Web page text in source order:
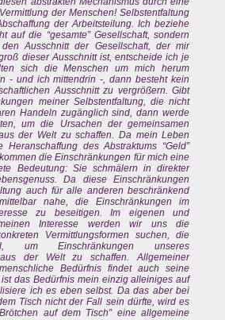
der Menschen! Selbstentfaltung
der Arbeitsteilung. Ich beziehe
auf die “gesamte” Gesellschaft, sondern
Ausschnitt der Gesellschaft, der mir
dieser Ausschnitt ist, entscheide ich je
sich die Menschen um mich herum
- und ich mittendrin -, dann besteht kein
Ausschnitt zu vergrößern. Gibt
meiner Selbstentfaltung, die nicht
Handeln zugänglich sind, dann werde
um die Ursachen der gemeinsamen
der Welt zu schaffen. Da mein Leben
des Abstraktums “Geld”
die Einschränkungen für mich eine
Bedeutung: Sie schmälern in direkter
Da diese Einschränkungen
auch für alle anderen beschränkend
nahe, die Einschränkungen im
zu beseitigen. Im eigenen und
Interesse werden wir uns die
Vermittlungsformen suchen, die
um Einschränkungen unseres
aus der Welt zu schaffen. Allgemeiner
Bedürfnis findet auch seine
das Bedürfnis mein einzig alleiniges auf
ich es eben selbst. Da das aber bei
Tisch nicht der Fall sein dürfte, wird es
auf dem Tisch” eine allgemeine